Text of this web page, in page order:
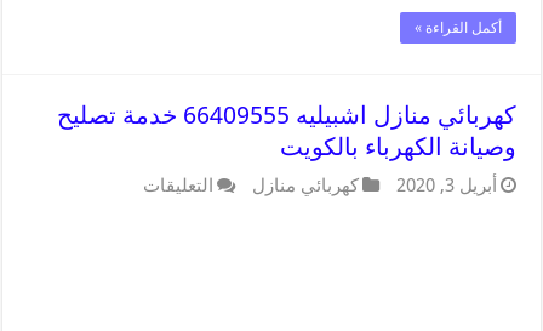
أكمل القراءة »
كهربائي منازل اشبيليه 66409555 خدمة تصليح
وصيانة الكهرباء بالكويت
أبريل 3, 2020 كهربائي منازل التعليقات